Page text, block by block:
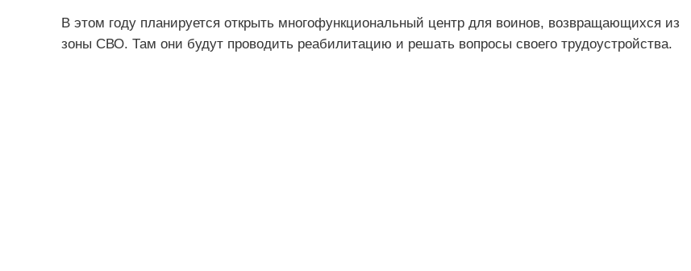
В этом году планируется открыть многофункциональный центр для воинов, возвращающихся из
зоны СВО. Там они будут проводить реабилитацию и решать вопросы своего трудоустройства.